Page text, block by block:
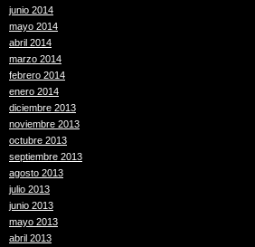
junio 2014
mayo 2014
abril 2014
marzo 2014
febrero 2014
enero 2014
diciembre 2013
noviembre 2013
octubre 2013
septiembre 2013
agosto 2013
julio 2013
junio 2013
mayo 2013
abril 2013